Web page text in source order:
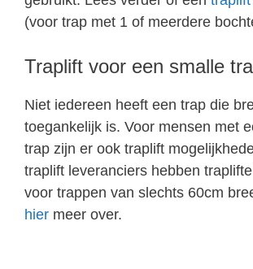
(voor trap met 1 of meerdere
Traplift voor een smalle
Niet iedereen heeft een trap die
toegankelijk is. Voor mensen met
trap zijn er ook traplift
traplift leveranciers hebben
voor trappen van slechts 60cm
hier meer over.